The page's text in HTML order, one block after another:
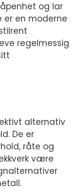
og lar
er en moderne
regelmessig
alternativ
De er
råte og
være